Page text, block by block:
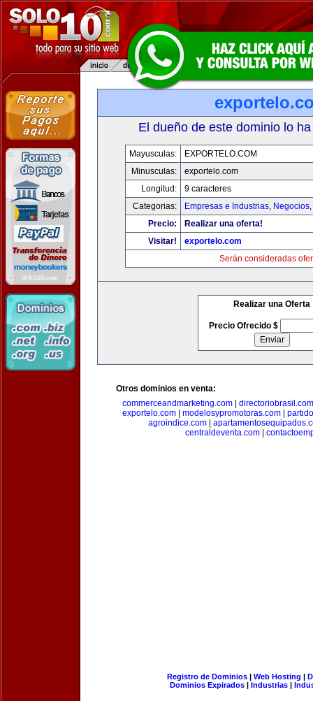
El dueño de este dominio lo
Mayusculas:
EXPORTELO.COM
Minusculas:
exportelo.com
Longitud:
9 caracteres
Categorias:
Empresas e Industrias, Negocios,
Precio:
Realizar una oferta!
Visitar!
exportelo.com
Serán consideradas
Realizar una Oferta
Precio Ofrecido $
Otros dominios en venta:
commerceandmarketing.com| directoriobrasil.com
exportelo.com
modelosypromotoras.com
agroindice.com
centraldeventa.com
Registro de Dominios| Web Hosting |
Dominios Expirados | Industrias |